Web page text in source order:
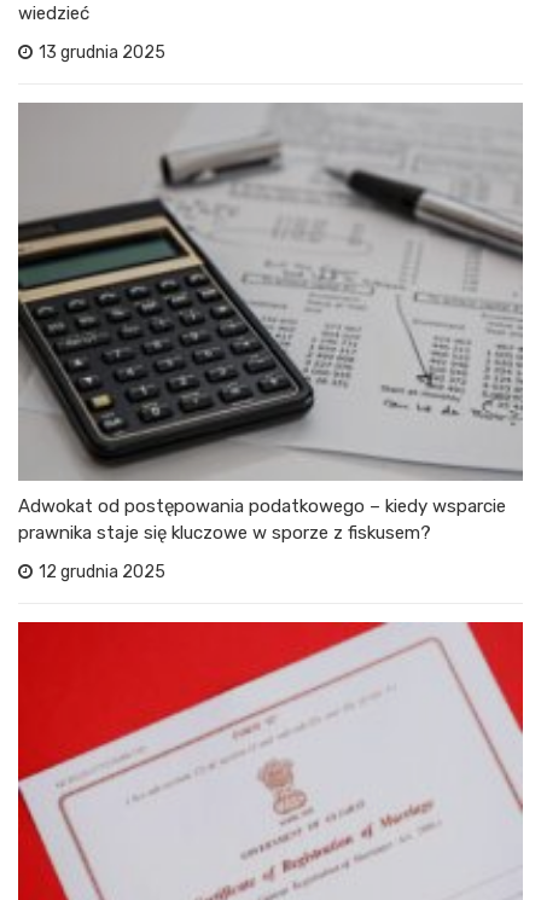
wiedzieć
13 grudnia 2025
Adwokat od postępowania podatkowego – kiedy wsparcie
prawnika staje się kluczowe w sporze z fiskusem?
12 grudnia 2025